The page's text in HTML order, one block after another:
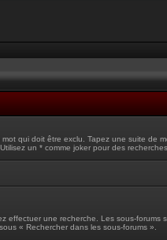
qui doit être exclu. Tapez une suite de
un * comme joker pour des
effectuer une recherche. Les sous-forums
« Rechercher dans les sous-forums ».